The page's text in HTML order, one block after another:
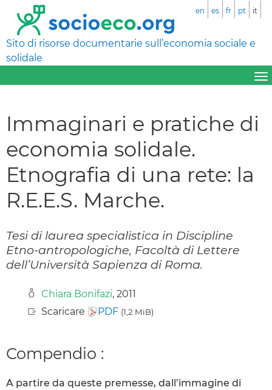
Sito di risorse documentarie sull’economia sociale e
solidale
en es fr pt it
Immaginari e pratiche di
economia solidale.
Etnografia di una rete: la
R.E.E.S. Marche.
Tesi di laurea specialistica in Discipline
Etno-antropologiche, Facoltà di Lettere
dell’Università Sapienza di Roma.
Chiara Bonifazi, 2011
Scaricare
PDF (1,2 MiB)
Compendio :
A partire da queste premesse, dall’immagine di